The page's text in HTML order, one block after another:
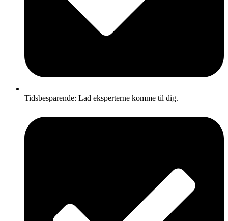
Tidsbesparende: Lad eksperterne komme til dig.